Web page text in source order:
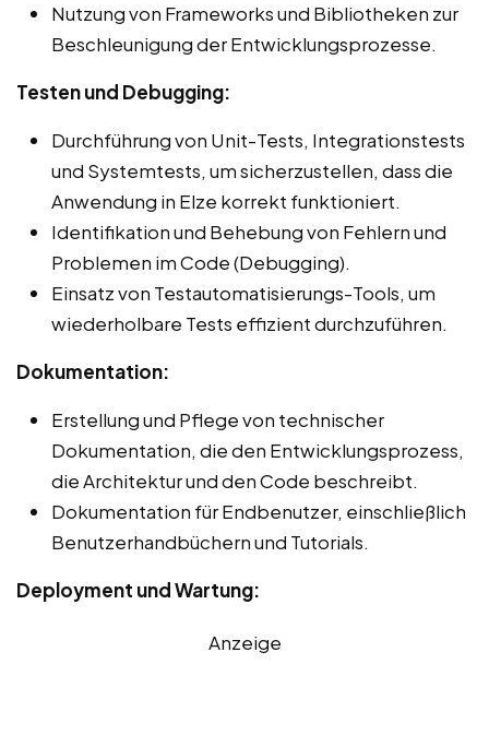
Nutzung von Frameworks und Bibliotheken zur
Beschleunigung der Entwicklungsprozesse.
Testen und Debugging:
Durchführung von Unit-Tests, Integrationstests
und Systemtests, um sicherzustellen, dass die
Anwendung in Elze korrekt funktioniert.
Identifikation und Behebung von Fehlern und
Problemen im Code (Debugging).
Einsatz von Testautomatisierungs-Tools, um
wiederholbare Tests effizient durchzuführen.
Dokumentation:
Erstellung und Pflege von technischer
Dokumentation, die den Entwicklungsprozess,
die Architektur und den Code beschreibt.
Dokumentation für Endbenutzer, einschließlich
Benutzerhandbüchern und Tutorials.
Deployment und Wartung:
Anzeige